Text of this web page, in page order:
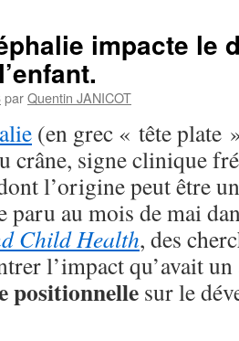
impacte le
parQuentin JANICOT
(en grec « tête plate
crâne, signe clinique
l’origine peut être
paru au mois de mai
Child Health, des
l’impact qu’avait un
positionnelle sur le